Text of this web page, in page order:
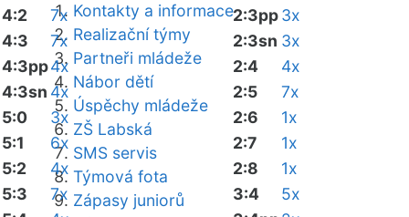
Kontakty a informace
Realizační týmy
Partneři mládeže
Nábor dětí
Úspěchy mládeže
ZŠ Labská
SMS servis
Týmová fota
Zápasy juniorů
4:2
7x
4:3
7x
4:3pp4x
4:3sn 4x
5:0
3x
5:1
6x
5:2
4x
5:3
7x
2:3pp3x
2:3sn 3x
2:4
4x
2:5
7x
2:6
1x
2:7
1x
2:8
1x
3:4
5x